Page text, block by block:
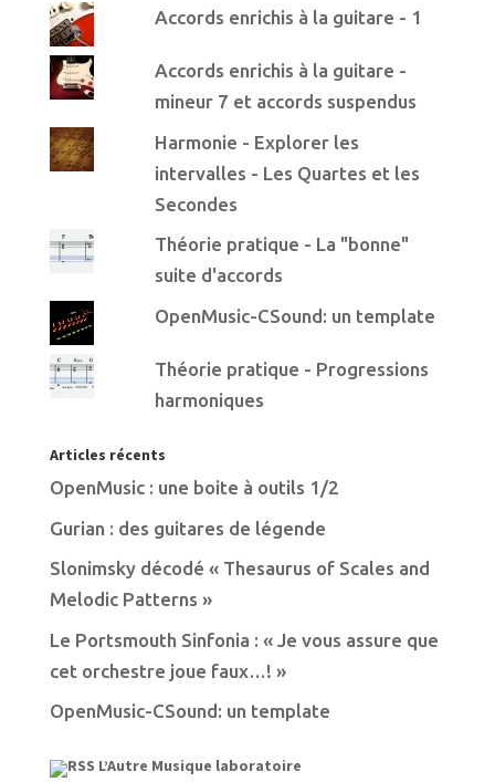
Accords enrichis à la guitare - 1
Accords enrichis à la guitare -
mineur 7 et accords suspendus
Harmonie - Explorer les
intervalles - Les Quartes et les
Secondes
Théorie pratique - La "bonne"
suite d'accords
OpenMusic-CSound: un template
Théorie pratique - Progressions
harmoniques
Articles récents
OpenMusic : une boite à outils 1/2
Gurian : des guitares de légende
Slonimsky décodé « Thesaurus of Scales and
Melodic Patterns »
Le Portsmouth Sinfonia : « Je vous assure que
cet orchestre joue faux…! »
OpenMusic-CSound: un template
L’Autre Musique laboratoire